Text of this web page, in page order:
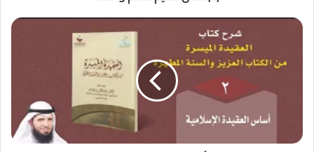
|2|
الإسلامية